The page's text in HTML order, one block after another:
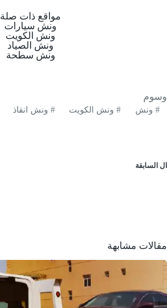
مواقع ذات صلة
ونش سيارات
ونش الكويت
ونش الصياد
ونش سطحة
وسوم
#ونش #ونش الكويت # ونش انقاذ
ال السابقة
مقالات مشابهة